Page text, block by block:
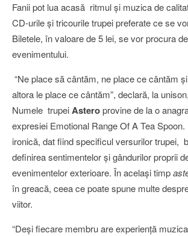
Fanii pot lua acasă ritmul şi muzica de
CD-urile şi tricourile trupei preferate ce se
Biletele, în valoare de 5 lei, se vor procura
evenimentului.
“Ne place să cântăm, ne place ce cântăm
altora le place ce cântăm”, declară, la
Numele trupeiAsteroprovine de la o
expresiei Emotional Range Of A Tea
ironică, dat fiind specificul versurilor trupei,
definirea sentimentelor şi gândurilor proprii
evenimentelor exterioare. În acelaşi timp
în greacă, ceea ce poate spune multe
viitor.
“Deşi fiecare membru are experienţă